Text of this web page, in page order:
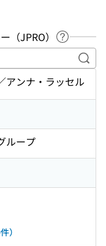
（JPRO）
ヘルプペ
キ
ンナ・ラッセル
ループ
）